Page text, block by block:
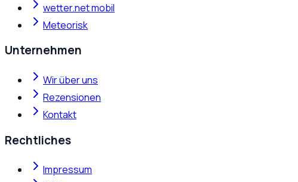
wetter.net mobil
Meteorisk
Unternehmen
Wir über uns
Rezensionen
Kontakt
Rechtliches
Impressum